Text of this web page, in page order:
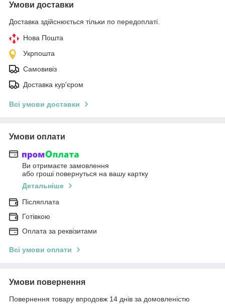
Умови доставки
Доставка здійснюється тільки по передоплаті.
Нова Пошта
Укрпошта
Самовивіз
Доставка кур'єром
Всі умови доставки
Умови оплати
Ви отримаєте замовлення
або гроші повернуться на вашу картку
Детальніше
Післяплата
Готівкою
Оплата за реквізитами
Всі умови оплати
Умови повернення
Повернення товару впродовж 14 днів за домовленістю